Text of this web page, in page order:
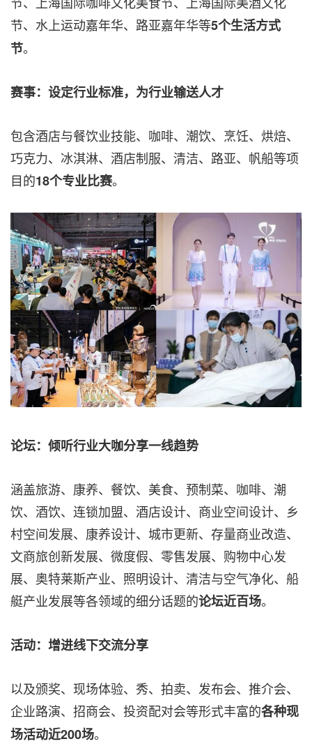
节、水上运动嘉年华、路亚嘉年华等5个生活方式
节。
赛事：设定行业标准，为行业输送人才
包含酒店与餐饮业技能、咖啡、潮饮、烹饪、烘焙、
巧克力、冰淇淋、酒店制服、清洁、路亚、帆船等项
目的18个专业比赛。
论坛：倾听行业大咖分享一线趋势
涵盖旅游、康养、餐饮、美食、预制菜、咖啡、潮
饮、酒饮、连锁加盟、酒店设计、商业空间设计、乡
村空间发展、康养设计、城市更新、存量商业改造、
文商旅创新发展、微度假、零售发展、购物中心发
展、奥特莱斯产业、照明设计、清洁与空气净化、船
艇产业发展等各领域的细分话题的论坛近百场。
活动：增进线下交流分享
以及颁奖、现场体验、秀、拍卖、发布会、推介会、
企业路演、招商会、投资配对会等形式丰富的各种现
场活动近200场。